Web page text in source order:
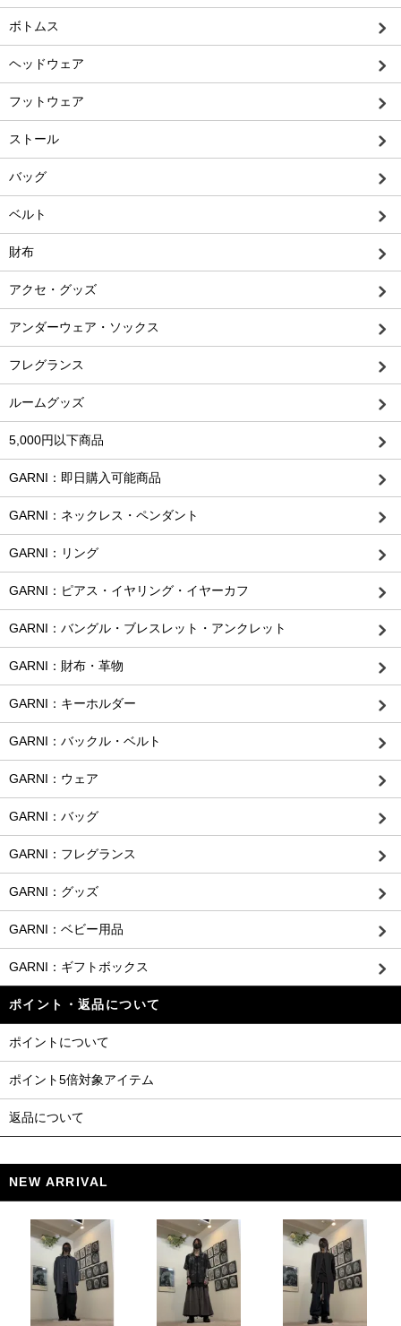
ボトムス
ヘッドウェア
フットウェア
ストール
バッグ
ベルト
財布
アクセ・グッズ
アンダーウェア・ソックス
フレグランス
ルームグッズ
5,000円以下商品
GARNI：即日購入可能商品
GARNI：ネックレス・ペンダント
GARNI：リング
GARNI：ピアス・イヤリング・イヤーカフ
GARNI：バングル・ブレスレット・アンクレット
GARNI：財布・革物
GARNI：キーホルダー
GARNI：バックル・ベルト
GARNI：ウェア
GARNI：バッグ
GARNI：フレグランス
GARNI：グッズ
GARNI：ベビー用品
GARNI：ギフトボックス
ポイント・返品について
ポイントについて
ポイント5倍対象アイテム
返品について
NEW ARRIVAL